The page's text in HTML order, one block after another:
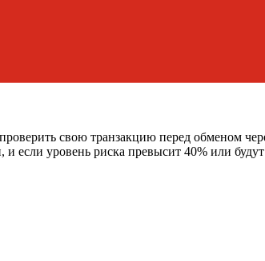
свою транзакцию перед обменом
и если уровень риска превысит 40% или